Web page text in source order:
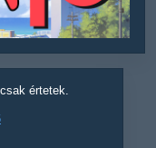
értetek.